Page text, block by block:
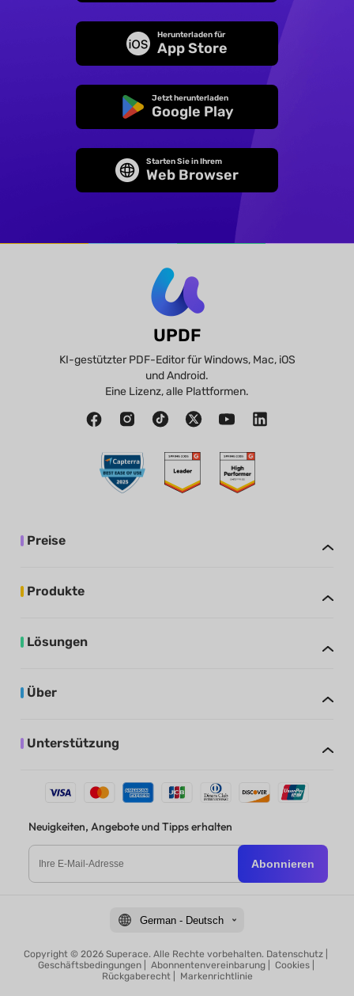
Herunterladen für
App Store
Jetzt herunterladen
Google Play
Starten Sie in Ihrem
Web Browser
UPDF
KI-gestützter PDF-Editor für Windows, Mac, iOS
und Android.
Eine Lizenz, alle Plattformen.
Preise
Produkte
Lösungen
Über
Unterstützung
Neuigkeiten, Angebote und Tipps erhalten
Abonnieren
German - Deutsch
Copyright © 2026 Superace. Alle Rechte vorbehalten. Datenschutz
Geschäftsbedingungen| Abonnentenvereinbarung| Cookies|
Rückgaberecht| Markenrichtlinie